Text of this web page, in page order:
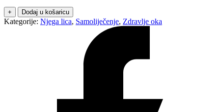
+ Dodaj u košaricu
Kategorije: Njega lica, Samoliječenje, Zdravlje oka